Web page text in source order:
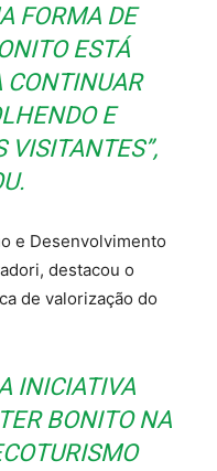
FORMA DE
ESTÁ
CONTINUAR
E
VISITANTES”,
e Desenvolvimento
destacou o
de valorização do
INICIATIVA
BONITO NA